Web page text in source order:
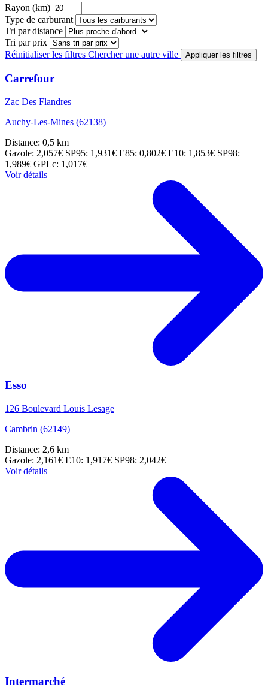
Rayon (km)
Type de carburant
Tri par distance
Tri par prix
Réinitialiser les filtres Chercher une autre ville Appliquer les filtres
Carrefour
Zac Des Flandres
Auchy-Les-Mines (62138)
Distance: 0,5 km
Gazole: 2,057€ SP95: 1,931€ E85: 0,802€ E10: 1,853€ SP98:
1,989€ GPLc: 1,017€
Voir détails
Esso
126 Boulevard Louis Lesage
Cambrin (62149)
Distance: 2,6 km
Gazole: 2,161€ E10: 1,917€ SP98: 2,042€
Voir détails
Intermarché